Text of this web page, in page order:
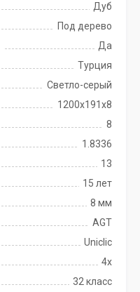
Дуб
Под дерево
Да
Турция
Светло-серый
1200х191x8
8
1.8336
13
15 лет
8 мм
AGT
Uniclic
4x
32 класс